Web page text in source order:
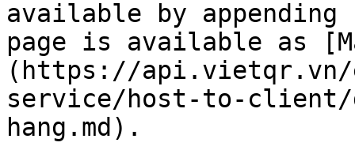
available by
page is available as
(https://api.vietqr.vn/
service/host-to-client/
hang.md).